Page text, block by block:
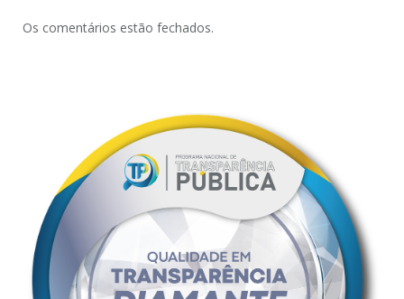
Os comentários estão fechados.